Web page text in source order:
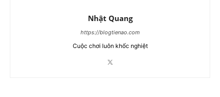
Nhật Quang
https://blogtienao.com
Cuộc chơi luôn khốc nghiệt